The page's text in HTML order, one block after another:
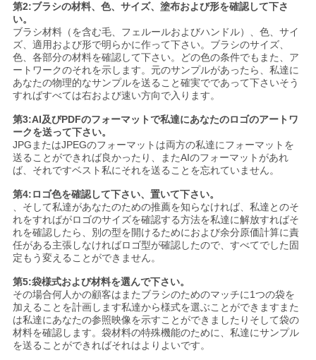
第2:ブラシの材料、色、サイズ、塗布および形を確認して下さ
い。
ブラシ材料（を含む毛、フェルールおよびハンドル）、色、サイ
ズ、適用および形で明らかに作って下さい。ブラシのサイズ、
色、各部分の材料を確認して下さい。どの色の条件でもまた、ア
ートワークのそれを示します。元のサンプルがあったら、私達に
あなたの物理的なサンプルを送ること確実でであって下さいそう
すればすべては右および速い方向で入ります。
第3:AI及びPDFのフォーマットで私達にあなたのロゴのアートワ
ークを送って下さい。
JPGまたはJPEGのフォーマットは両方の私達にフォーマットを
送ることができれば良かったり、またAIのフォーマットがあれ
ば、それですベスト私にそれを送ることを忘れていません。
第4:ロゴ色を確認して下さい、置いて下さい。
、そして私達があなたのための推薦を知らなければ、私達とのそ
れをすればがロゴのサイズを確認する方法を私達に解放すればそ
れを確認したら、別の型を開けるためにおよび余分原価計算に責
任がある主張しなければロゴ型が確認したので、すべてでした固
定もう変えることができません。
第5:袋様式および材料を選んで下さい。
その場合何人かの顧客はまたブラシのためのマッチに1つの袋を
加えることを計画します私達から様式を選ぶことができますまた
は私達にあなたの参照映像を示すことができましたりそして袋の
材料を確認します。袋材料の特殊機能のために、私達にサンプル
を送ることができればそれはよりよいです。